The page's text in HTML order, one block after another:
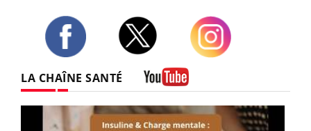
LA CHAÎNE SANTÉ